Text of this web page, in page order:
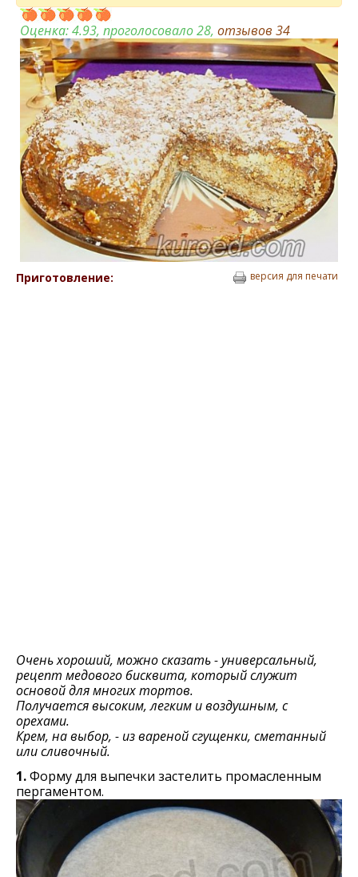
Оценка:4.93, проголосовало 28, отзывов 34
Приготовление: версия для печати
Очень хороший, можно сказать - универсальный,
рецепт медового бисквита, который служит
основой для многих тортов.
Получается высоким, легким и воздушным, с
орехами.
Крем, на выбор, - из вареной сгущенки, сметанный
или сливочный.
1.Форму для выпечки застелить промасленным
пергаментом.